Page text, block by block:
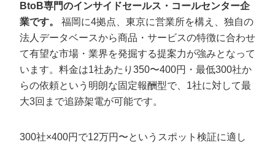
BtoB専門のインサイドセールス・コールセンター企
業です。
福岡に4拠点、東京に営業所を構え、独自の
法人データベースから商品・サービスの特徴に合わせ
て有望な市場・業界を発掘する提案力が強みとなって
います。料金は1社あたり350〜400円・最低300社か
らの依頼という明朗な固定報酬型で、1社に対して最
大3回まで追跡架電が可能です。
300社×400円で12万円〜というスポット検証に適し